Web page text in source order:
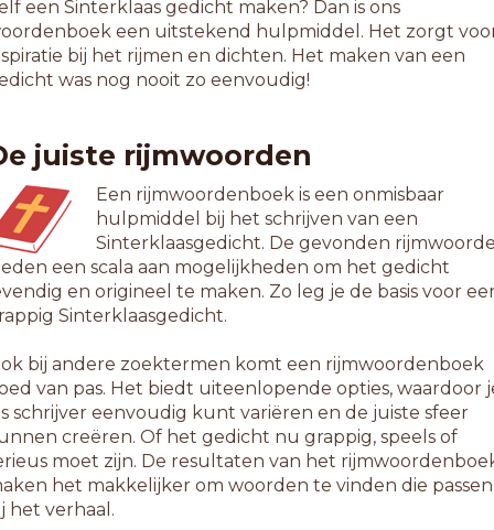
nemen
letterwoorden
een Sinterklaas gedicht maken? Dan is ons
een uitstekend hulpmiddel. Het zorgt
bij het rijmen en dichten. Het maken van een
was nog nooit zo eenvoudig!
juiste rijmwoorden
Een rijmwoordenboek is een onmisbaar
hulpmiddel bij het schrijven van een
Sinterklaasgedicht. De gevonden
een scala aan mogelijkheden om het gedicht
en origineel te maken. Zo leg je de basis voor
Sinterklaasgedicht.
bij andere zoektermen komt een rijmwoordenboek
van pas. Het biedt uiteenlopende opties, waardoor
schrijver eenvoudig kunt variëren en de juiste sfeer
creëren. Of het gedicht nu grappig, speels of
moet zijn. De resultaten van het
het makkelijker om woorden te vinden die passen
het verhaal.